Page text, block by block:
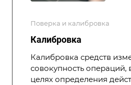
Поверка и калибровка
Калибровка
Калибровка средств
совокупность
целях определения